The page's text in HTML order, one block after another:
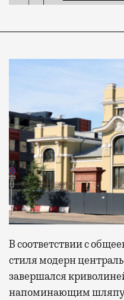
В соответствии с
стиля модерн
завершался
напоминающим шляпу,